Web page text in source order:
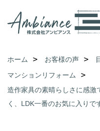
ホーム お客様の声
マンションリフォーム
造作家具の素晴らしさに感激
く、LDK一番のお気に入りで